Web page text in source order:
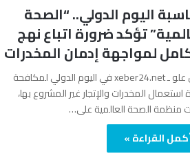
اليوم الدولي.. “الصحة
تؤكد ضرورة اتباع نهج
لمواجهة إدمان المخدرات
آفرين علو ـ xeber24.net في اليوم الدولي لمكافحة
استعمال المخدرات والإتجار غير المشروع بها،
منظمة الصحة العالمية على…
القراءة »